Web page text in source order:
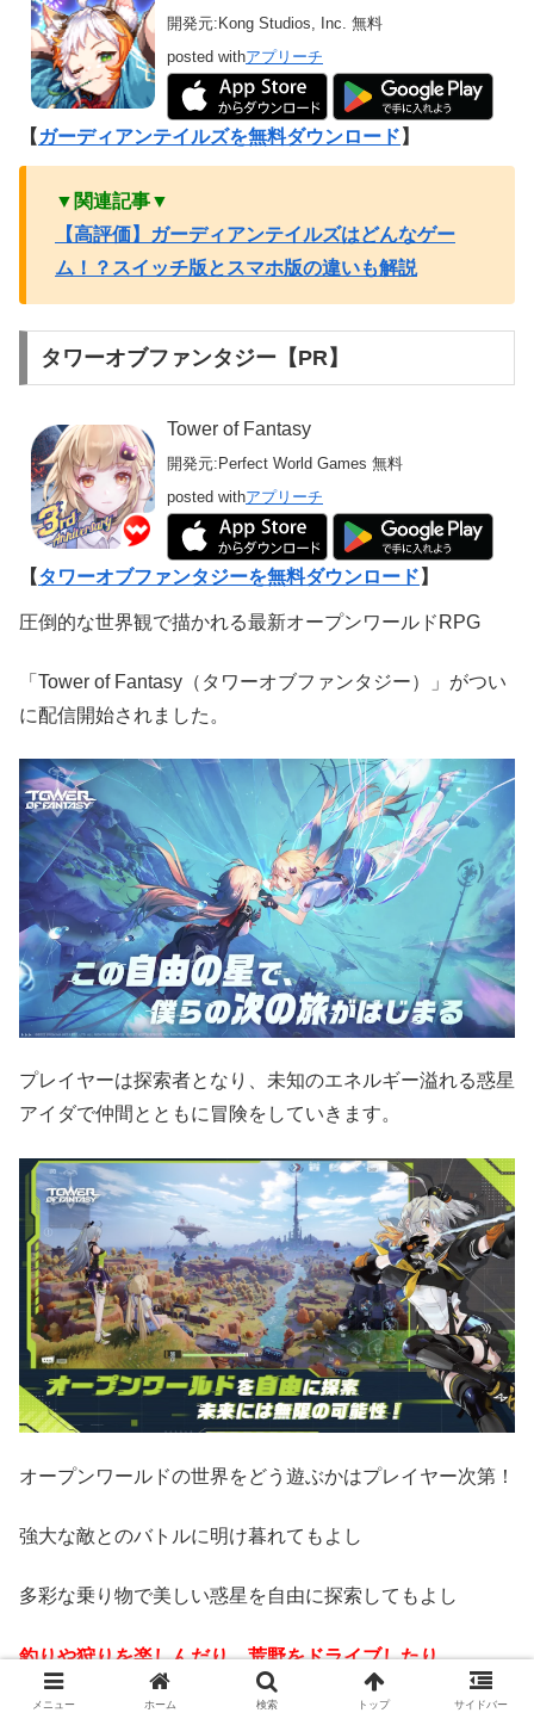
開発元: Kong Studios, Inc. 無料
posted withアプリーチ
【 ガーディアンテイルズを無料ダウンロード 】
▼関連記事▼
【高評価】ガーディアンテイルズはどんなゲー
ム！？スイッチ版とスマホ版の違いも解説
タワーオブファンタジー【PR】
Tower of Fantasy
開発元:Perfect World Games 無料
posted withアプリーチ
【タワーオブファンタジーを無料ダウンロード 】
圧倒的な世界観で描かれる最新オープンワールドRPG
「Tower of Fantasy（タワーオブファンタジー）」がつい
に配信開始されました。
プレイヤーは探索者となり、未知のエネルギー溢れる惑星
アイダで仲間とともに冒険をしていきます。
オープンワールドの世界をどう遊ぶかはプレイヤー次第！
強大な敵とのバトルに明け暮れてもよし
多彩な乗り物で美しい惑星を自由に探索してもよし
釣りや狩りを楽しんだり、荒野をドライブしたり
メニュー ホーム 検索 トップ サイドバー